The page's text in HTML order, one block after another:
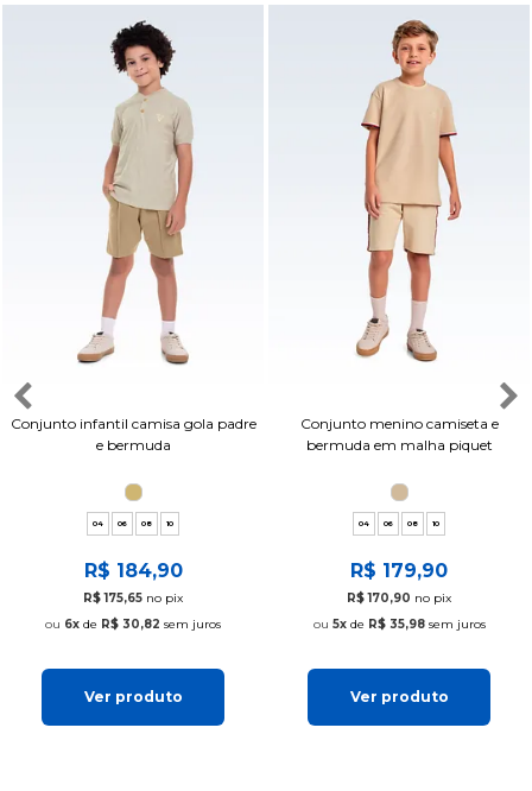
Conjunto infantil camisa gola padre
e bermuda
04 06 08 10
R$ 184,90
R$ 175,65 no pix
6x de R$ 30,82 sem juros
Ver produto
Conjunto menino camiseta e
bermuda em malha piquet
04 06 08 10
R$ 179,90
R$ 170,90 no pix
5xde R$ 35,98sem juros
Ver produto